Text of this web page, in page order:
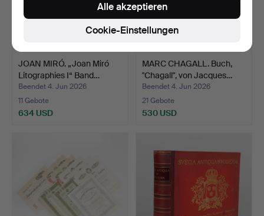
JOAN MIRÓ. „Joan Miró
Litographies I“ Band…
Beendet 4. Jun 2026
11 Gebote
634 USD
MARC CHAGALL. Buch,
"Chagall", von Jacques…
Beendet 4. Jun 2026
21 Gebote
530 USD
Cookie-Einstellungen
Alle akzeptieren